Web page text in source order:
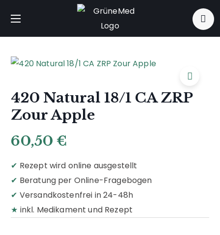
420 Natural 18/1 CA ZRP
Zour Apple
60,50 €
✔ Rezept wird online ausgestellt
✔ Beratung per Online-Fragebogen
✔ Versandkostenfrei in 24-48h
★ inkl. Medikament und Rezept